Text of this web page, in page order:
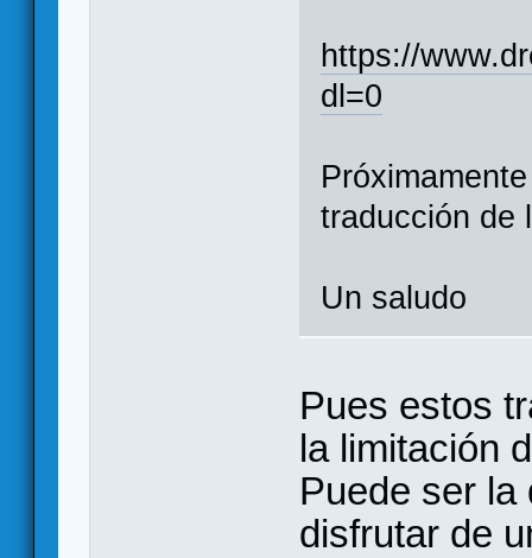
https://
dl=0
traducción de
Un saludo
Pues estos
la limitación
Puede ser la
disfrutar de